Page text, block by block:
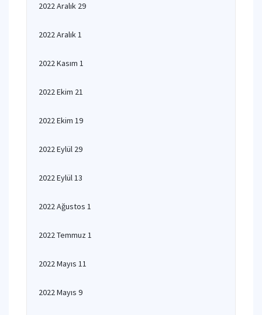
2022 Aralık 29
2022 Aralık 1
2022 Kasım 1
2022 Ekim 21
2022 Ekim 19
2022 Eylül 29
2022 Eylül 13
2022 Ağustos 1
2022 Temmuz 1
2022 Mayıs 11
2022 Mayıs 9